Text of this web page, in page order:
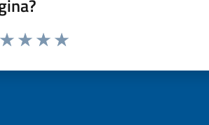
da 1 a 5 stelle la pagina